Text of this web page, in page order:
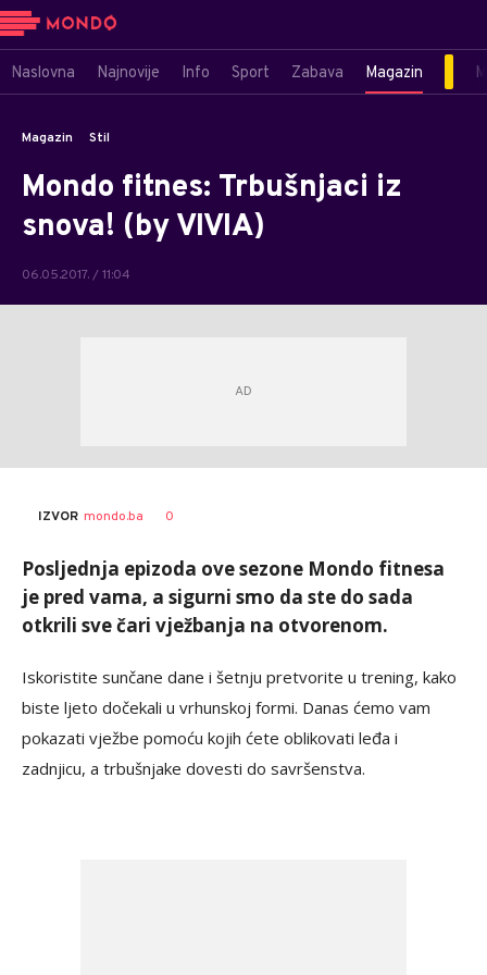
Naslovna Najnovije Info Sport Zabava Magazin
Magazin Stil
Mondo fitnes: Trbušnjaci iz
snova! (by VIVIA)
06.05.2017. / 11:04
AUTORIKerkez
Šimundža
Ševčuk
IZVOR mondo.ba 0
Posljednja epizoda ove sezone Mondo fitnesa
je pred vama, a sigurni smo da ste do sada
otkrili sve čari vježbanja na otvorenom.
Iskoristite sunčane dane i šetnju pretvorite u trening, kako
biste ljeto dočekali u vrhunskoj formi. Danas ćemo vam
pokazati vježbe pomoću kojih ćete oblikovati leđa i
zadnjicu, a trbušnjake dovesti do savršenstva.